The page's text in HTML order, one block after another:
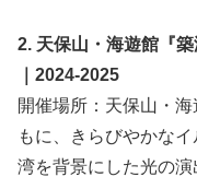
2. 天保山・海遊館『
｜2024-2025
開催場所：天保山・
もに、きらびやかな
湾を背景にした光の演